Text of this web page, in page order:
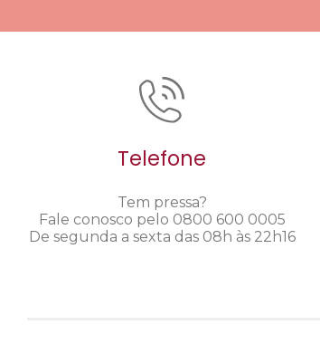
Telefone
Tem pressa?
Fale conosco pelo 0800 600 0005
De segunda a sexta das 08h às 22h16